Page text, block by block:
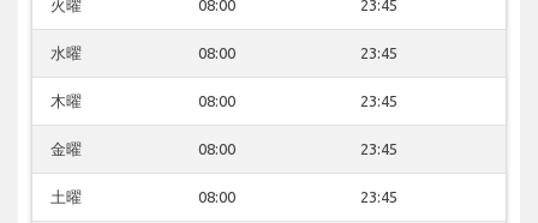
火曜 08:00 23:45
水曜 08:00 23:45
木曜 08:00 23:45
金曜 08:00 23:45
土曜 08:00 23:45